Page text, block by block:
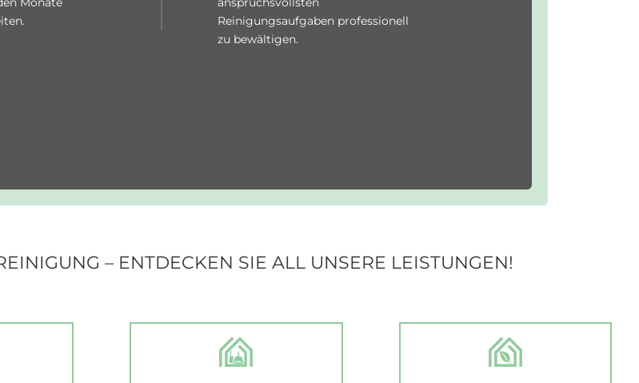
Reinigungsaufgaben professionell
zu bewältigen.
– ENTDECKEN SIE ALL UNSERE LEISTUNGEN!